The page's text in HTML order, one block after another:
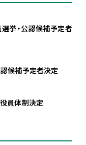
挙・公認候補予定者
候補予定者決定
員体制決定